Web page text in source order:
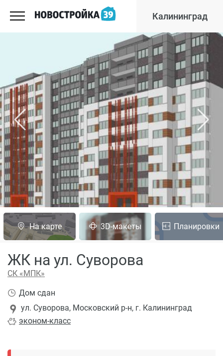
Калининград
На карте 3D-макеты Планировки
ЖК на ул. Суворова
СК «МПК»
эконом-класс
ул. Суворова, Московский р-н, г. Калининград
Дом сдан